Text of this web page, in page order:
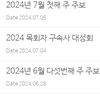
2024년 7월 첫째 주 주보
Date2024.07.05
2024 목회자 구속사 대성회
Date2024.07.04
2024년 6월 다섯번째 주 주보
Date2024.06.28